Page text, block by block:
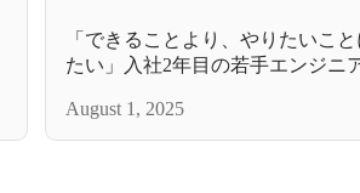
「できることより、やりたいこ
たい」入社2年目の若手エンジニ
August 1, 2025